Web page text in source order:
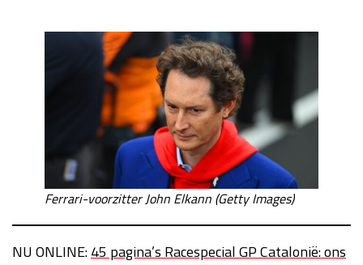
Ferrari-voorzitter John Elkann (Getty Images)
NU ONLINE:45 pagina’s Racespecial GP Catalonië: ons